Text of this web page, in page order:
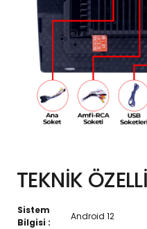
TEKNİK
Sistem
Bilgisi :
Android 12